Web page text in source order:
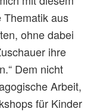
Thematik aus
ohne dabei
ihre
Dem nicht
Arbeit,
für Kinder